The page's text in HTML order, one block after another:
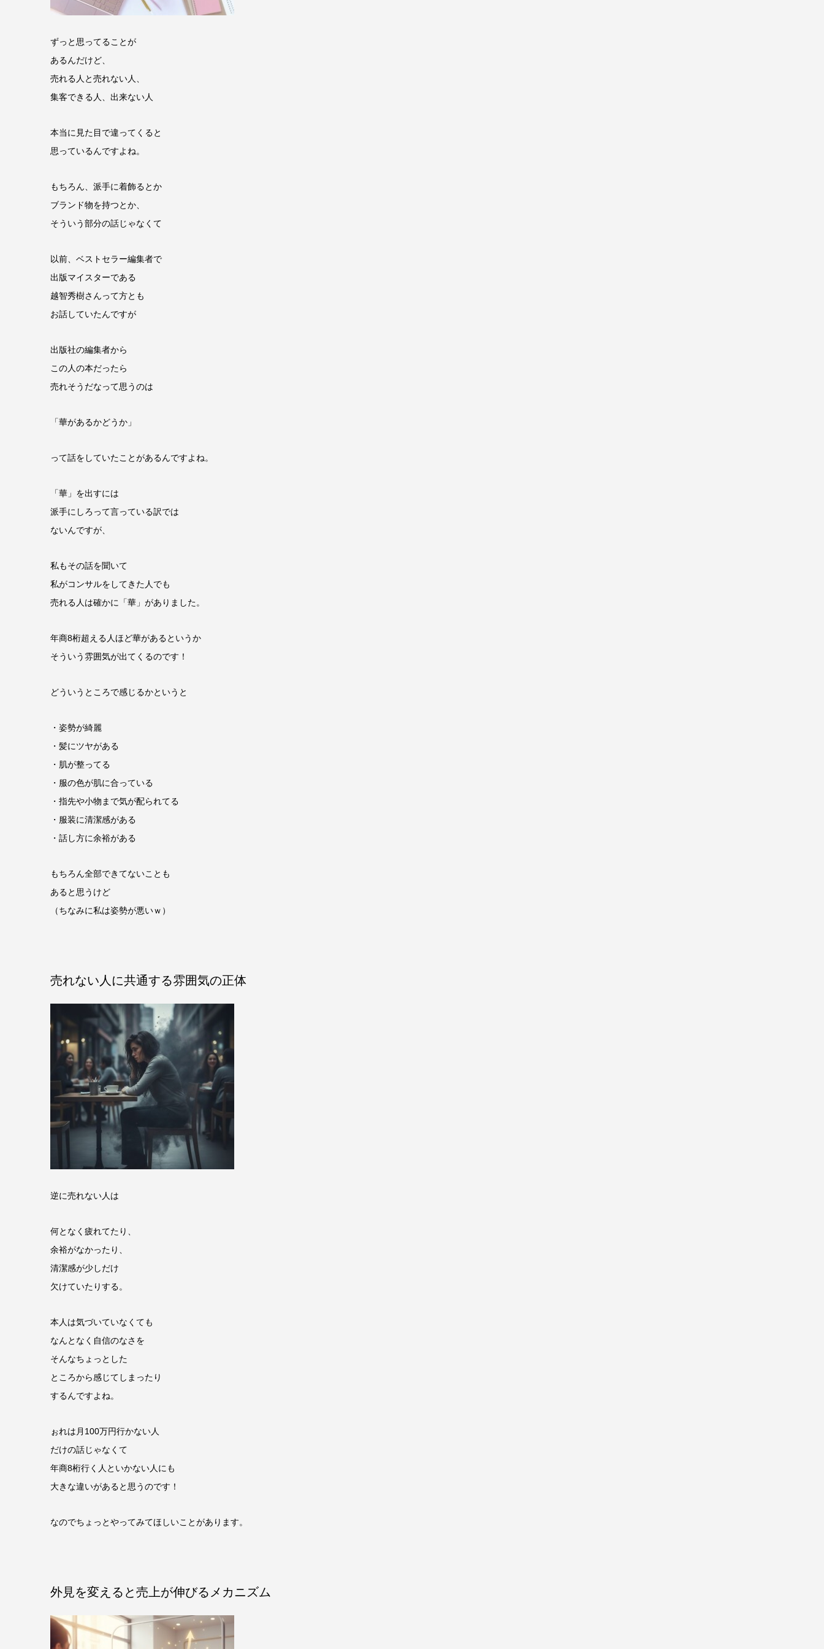
ずっと思ってることが
あるんだけど、
売れる人と売れない人、
集客できる人、出来ない人
本当に見た目で違ってくると
思っているんですよね。
もちろん、派手に着飾るとか
ブランド物を持つとか、
そういう部分の話じゃなくて
以前、ベストセラー編集者で
出版マイスターである
越智秀樹さんって方とも
お話していたんですが
出版社の編集者から
この人の本だったら
売れそうだなって思うのは
「華があるかどうか」
って話をしていたことがあるんですよね。
「華」を出すには
派手にしろって言っている訳では
ないんですが、
私もその話を聞いて
私がコンサルをしてきた人でも
売れる人は確かに「華」がありました。
年商8桁超える人ほど華があるというか
そういう雰囲気が出てくるのです！
どういうところで感じるかというと
・姿勢が綺麗
・髪にツヤがある
・肌が整ってる
・服の色が肌に合っている
・指先や小物まで気が配られてる
・服装に清潔感がある
・話し方に余裕がある
もちろん全部できてないことも
あると思うけど
（ちなみに私は姿勢が悪いｗ）
売れない人に共通する雰囲気の正体
逆に売れない人は
何となく疲れてたり、
余裕がなかったり、
清潔感が少しだけ
欠けていたりする。
本人は気づいていなくても
なんとなく自信のなさを
そんなちょっとした
ところから感じてしまったり
するんですよね。
ぉれは月100万円行かない人
だけの話じゃなくて
年商8桁行く人といかない人にも
大きな違いがあると思うのです！
なのでちょっとやってみてほしいことがあります。
外見を変えると売上が伸びるメカニズム